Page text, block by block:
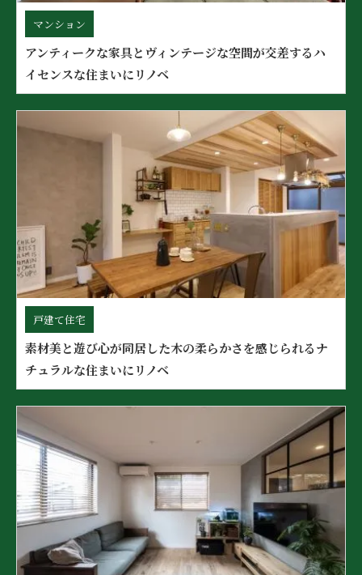
マンション
アンティークな家具とヴィンテージな空間が交差するハ
イセンスな住まいにリノベ
戸建て住宅
素材美と遊び心が同居した木の柔らかさを感じられるナ
チュラルな住まいにリノベ